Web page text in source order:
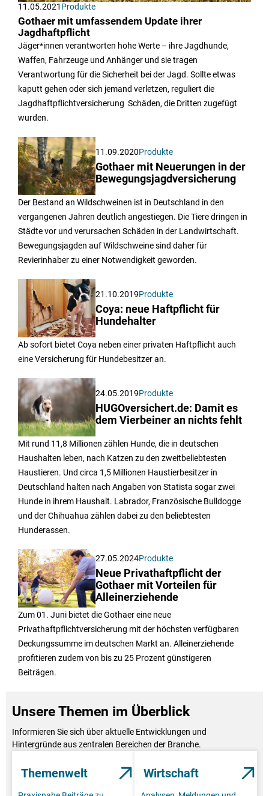
11.05.2021 Produkte
Gothaer mit umfassendem Update ihrer
Jagdhaftpflicht
Jäger*innen verantworten hohe Werte – ihre Jagdhunde,
Waffen, Fahrzeuge und Anhänger und sie tragen
Verantwortung für die Sicherheit bei der Jagd. Sollte etwas
kaputt gehen oder sich jemand verletzen, reguliert die
Jagdhaftpflichtversicherung Schäden, die Dritten zugefügt
wurden.
11.09.2020Produkte
Gothaer mit Neuerungen in der
Bewegungsjagdversicherung
Der Bestand an Wildschweinen ist in Deutschland in den
vergangenen Jahren deutlich angestiegen. Die Tiere dringen in
Städte vor und verursachen Schäden in der Landwirtschaft.
Bewegungsjagden auf Wildschweine sind daher für
Revierinhaber zu einer Notwendigkeit geworden.
21.10.2019Produkte
Coya: neue Haftpflicht für
Hundehalter
Ab sofort bietet Coya neben einer privaten Haftpflicht auch
eine Versicherung für Hundebesitzer an.
24.05.2019Produkte
HUGOversichert.de: Damit es
dem Vierbeiner an nichts fehlt
Mit rund 11,8 Millionen zählen Hunde, die in deutschen
Haushalten leben, nach Katzen zu den zweitbeliebtesten
Haustieren. Und circa 1,5 Millionen Haustierbesitzer in
Deutschland halten nach Angaben von Statista sogar zwei
Hunde in ihrem Haushalt. Labrador, Französische Bulldogge
und der Chihuahua zählen dabei zu den beliebtesten
Hunderassen.
27.05.2024Produkte
Neue Privathaftpflicht der
Gothaer mit Vorteilen für
Alleinerziehende
Zum 01. Juni bietet die Gothaer eine neue
Privathaftpflichtversicherung mit der höchsten verfügbaren
Deckungssumme im deutschen Markt an. Alleinerziehende
profitieren zudem von bis zu 25 Prozent günstigeren
Beiträgen.
Unsere Themen im Überblick
Informieren Sie sich über aktuelle Entwicklungen und
Hintergründe aus zentralen Bereichen der Branche.
Themenwelt Wirtschaft